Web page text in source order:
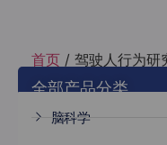
首页 / 驾驶人行为研
全部产品分类
脑科学